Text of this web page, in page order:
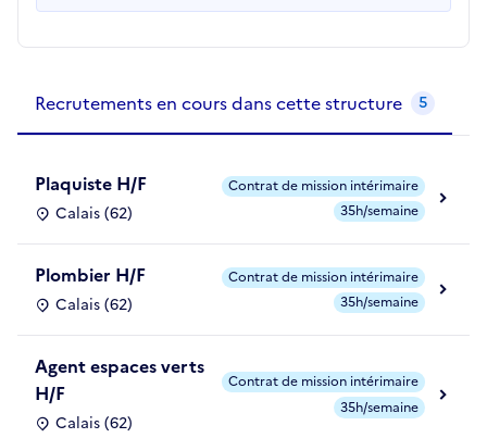
Recrutements en cours dans cette structure 5
Plaquiste H/F
Calais (62)
Contrat de mission intérimaire
35h/semaine
Plombier H/F
Calais (62)
Contrat de mission intérimaire
35h/semaine
Agent espaces verts
H/F
Calais (62)
Contrat de mission intérimaire
35h/semaine